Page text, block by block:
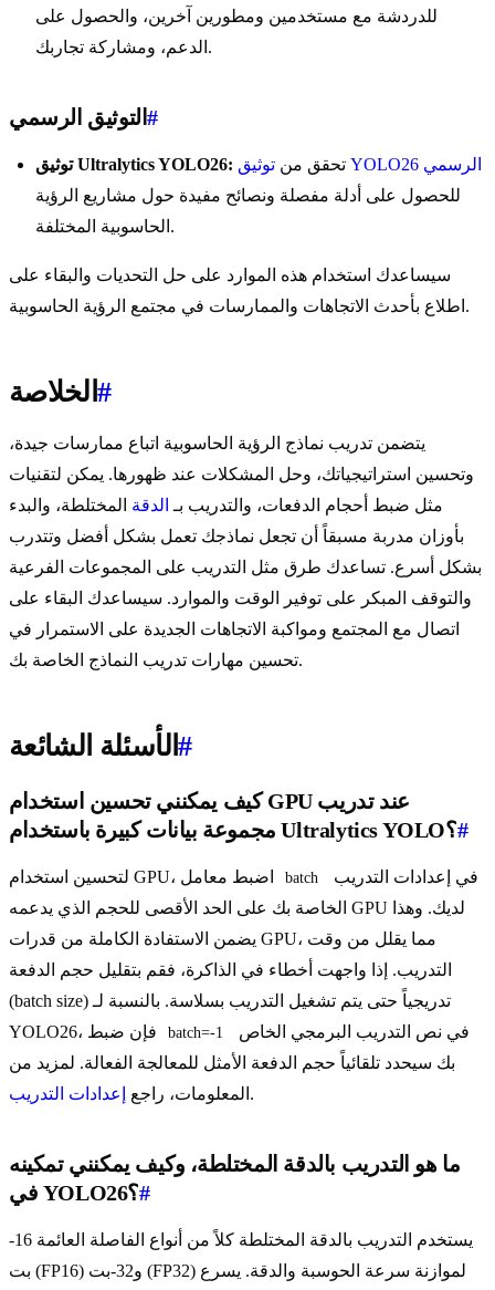
للدردشة مع مستخدمين ومطورين آخرين، والحصول على
الدعم، ومشاركة تجاربك.
التوثيق الرسمي#
توثيق Ultralytics YOLO26: تحقق من
توثيق YOLO26 الرسمي
للحصول على أدلة مفصلة ونصائح مفيدة حول مشاريع الرؤية
الحاسوبية المختلفة.
سيساعدك استخدام هذه الموارد على حل التحديات والبقاء على
اطلاع بأحدث الاتجاهات والممارسات في مجتمع الرؤية الحاسوبية.
الخلاصة#
يتضمن تدريب نماذج الرؤية الحاسوبية اتباع ممارسات جيدة،
وتحسين استراتيجياتك، وحل المشكلات عند ظهورها. يمكن لتقنيات
مثل ضبط أحجام الدفعات، والتدريب بـ الدقة المختلطة، والبدء
بأوزان مدربة مسبقاً أن تجعل نماذجك تعمل بشكل أفضل وتتدرب
بشكل أسرع. تساعدك طرق مثل التدريب على المجموعات الفرعية
والتوقف المبكر على توفير الوقت والموارد. سيساعدك البقاء على
اتصال مع المجتمع ومواكبة الاتجاهات الجديدة على الاستمرار في
تحسين مهارات تدريب النماذج الخاصة بك.
الأسئلة الشائعة#
كيف يمكنني تحسين استخدام GPU عند تدريب
مجموعة بيانات كبيرة باستخدام Ultralytics YOLO؟#
batch
الخاصة بك على الحد الأقصى للحجم الذي يدعمه GPU لديك. وهذا
يضمن الاستفادة الكاملة من قدرات GPU، مما يقلل من وقت
التدريب. إذا واجهت أخطاء في الذاكرة، فقم بتقليل حجم الدفعة
(batch size) تدريجياً حتى يتم تشغيل التدريب بسلاسة. بالنسبة لـ
batch=-1
بك سيحدد تلقائياً حجم الدفعة الأمثل للمعالجة الفعالة. لمزيد من
المعلومات، راجع
إعدادات التدريب .
ما هو التدريب بالدقة المختلطة، وكيف يمكنني تمكينه
في YOLO26؟#
يستخدم التدريب بالدقة المختلطة كلاً من أنواع الفاصلة العائمة 16-
بت (FP16) و32-بت (FP32) لموازنة سرعة الحوسبة والدقة. يسرع